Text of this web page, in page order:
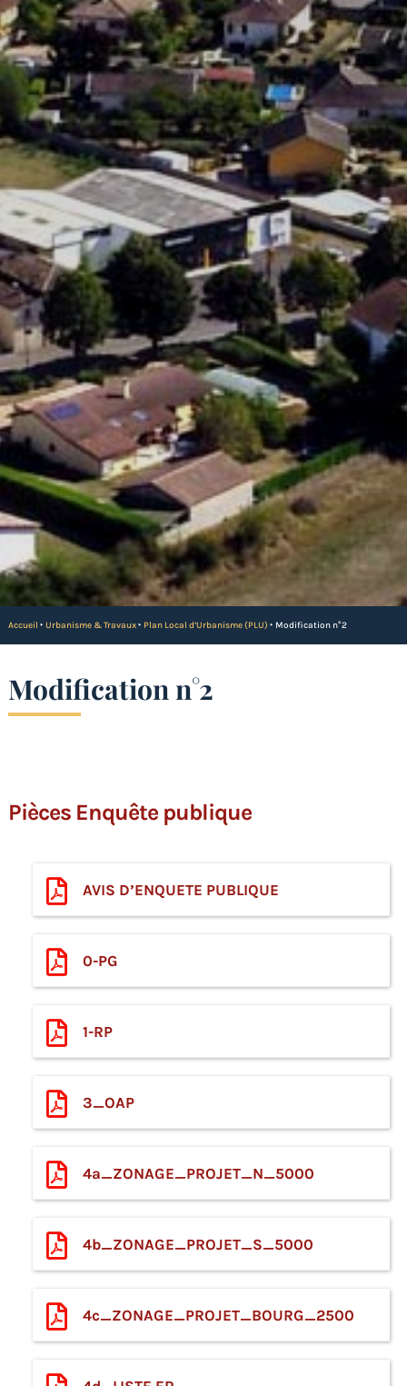
Accueil ‣ Urbanisme & Travaux‣ Plan Local d’Urbanisme (PLU) ‣ Modification n°2
Modification n°2
Pièces Enquête publique
AVIS D’ENQUETE PUBLIQUE
0-PG
1-RP
3_OAP
4a_ZONAGE_PROJET_N_5000
4b_ZONAGE_PROJET_S_5000
4c_ZONAGE_PROJET_BOURG_2500